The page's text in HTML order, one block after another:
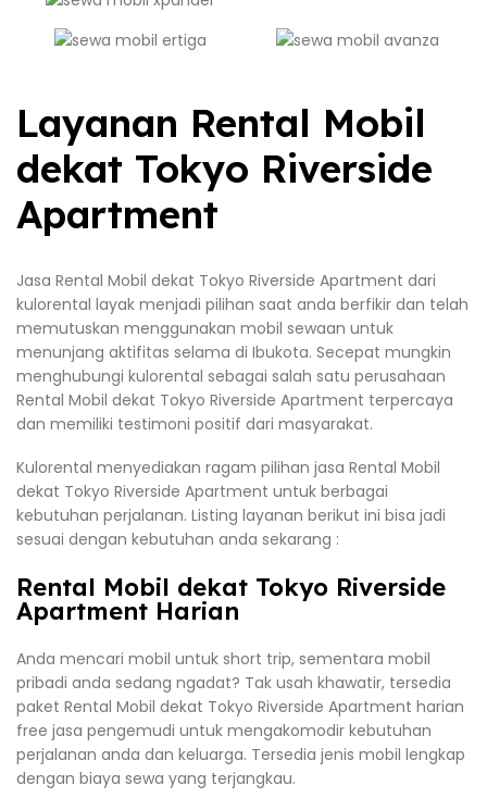
Layanan Rental Mobil
dekat Tokyo Riverside
Apartment
Jasa Rental Mobil dekat Tokyo Riverside Apartment dari
kulorental layak menjadi pilihan saat anda berfikir dan telah
memutuskan menggunakan mobil sewaan untuk
menunjang aktifitas selama di Ibukota. Secepat mungkin
menghubungi kulorental sebagai salah satu perusahaan
Rental Mobil dekat Tokyo Riverside Apartment terpercaya
dan memiliki testimoni positif dari masyarakat.
Kulorental menyediakan ragam pilihan jasa Rental Mobil
dekat Tokyo Riverside Apartment untuk berbagai
kebutuhan perjalanan. Listing layanan berikut ini bisa jadi
sesuai dengan kebutuhan anda sekarang :
Rental Mobil dekat Tokyo Riverside
Apartment Harian
Anda mencari mobil untuk short trip, sementara mobil
pribadi anda sedang ngadat? Tak usah khawatir, tersedia
paket Rental Mobil dekat Tokyo Riverside Apartment harian
free jasa pengemudi untuk mengakomodir kebutuhan
perjalanan anda dan keluarga. Tersedia jenis mobil lengkap
dengan biaya sewa yang terjangkau.